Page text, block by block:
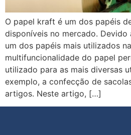
O papel kraft é um dos papéis
disponíveis no mercado.
um dos papéis mais utilizados
multifuncionalidade do papel
utilizado para as mais diversas
exemplo, a confecção de
artigos. Neste artigo, […]